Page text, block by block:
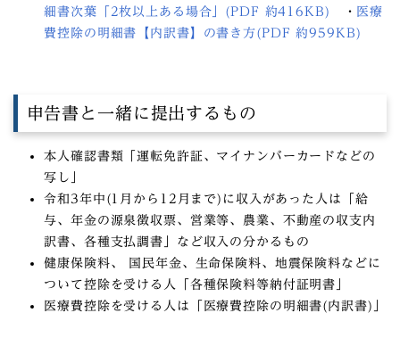
細書次葉「2枚以上ある場合」(PDF 約416KB)
・ 医療
費控除の明細書【内訳書】の書き方(PDF 約959KB)
申告書と一緒に提出するもの
本人確認書類「運転免許証、マイナンバーカードなどの
写し
令和3年中(1月から12月まで)に収入があった人は
「給
与、年金の源泉徴収票、営業等、農業、不動産の収支内
訳書、各種支払調書」など収入の分かるもの
健康保険料、 国民年金、生命保険料、地震保険料などに
ついて控除を受ける人「 各種保険料等納付証明書
医療費控除を受ける人は「
医療費控除の明細書(内訳書)